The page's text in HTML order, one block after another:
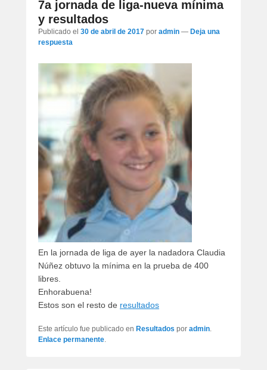
por
artículos
7a jornada de liga-nueva mínima
y resultados
Publicado el 30 de abril de 2017 por admin — Deja una
respuesta
En la jornada de liga de ayer la nadadora Claudia
Núñez obtuvo la mínima en la prueba de 400
libres.
Enhorabuena!
Estos son el resto de resultados
Este artículo fue publicado en Resultados por admin.
Enlace permanente.